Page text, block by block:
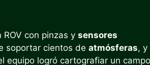
con pinzas y sensores
soportar cientos de atmósferas, y
equipo logró cartografiar un campo